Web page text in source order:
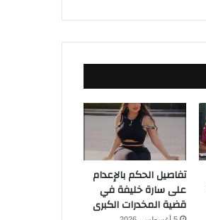
تفاصيل الحكم بالإعدام
على سارة خليفة في
قضية المخدرات الكبرى